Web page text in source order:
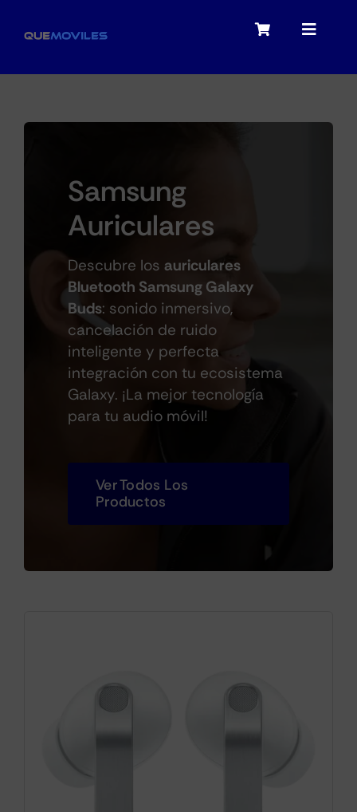
Toggle
My account
Checkout
Toggle
Audio
Portátiles
Smartwatches
Cámaras
Gaming
Samsung
Auriculares
Descubre los auriculares
Bluetooth Samsung Galaxy
Buds: sonido inmersivo,
cancelación de ruido
inteligente y perfecta
integración con tu ecosistema
Galaxy. ¡La mejor tecnología
para tu audio móvil!
Ver Todos Los
Productos